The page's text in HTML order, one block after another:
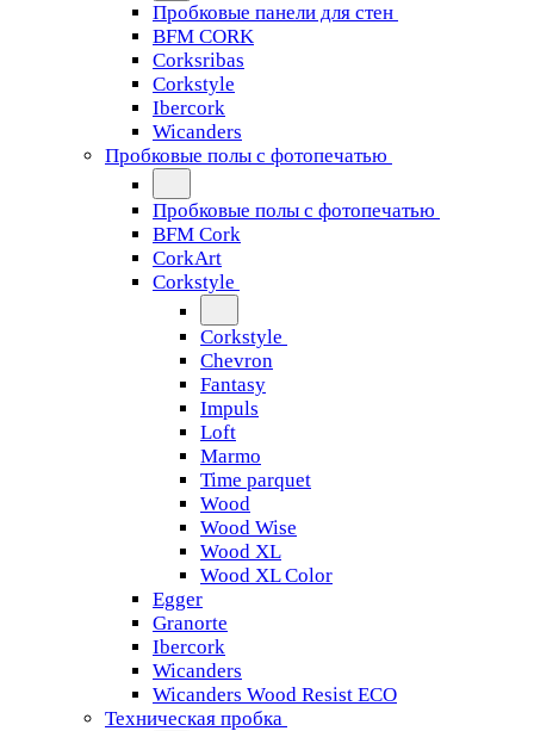
Пробковые панели для стен
BFM CORK
Corksribas
Corkstyle
Ibercork
Wicanders
Пробковые полы с фотопечатью
Пробковые полы с фотопечатью
BFM Cork
CorkArt
Corkstyle
Corkstyle
Chevron
Fantasy
Impuls
Loft
Marmo
Time parquet
Wood
Wood Wise
Wood XL
Wood XL Color
Egger
Granorte
Ibercork
Wicanders
Wicanders Wood Resist ECO
Техническая пробка